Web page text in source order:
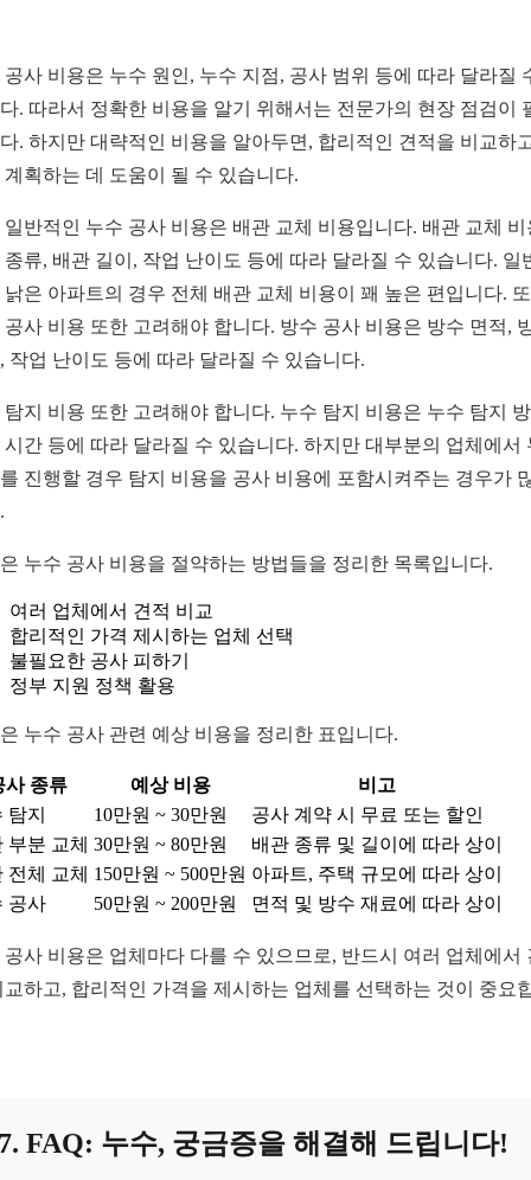
공사 비용은 누수 원인, 누수 지점, 공사 범위 등에 따라 달라질
. 따라서 정확한 비용을 알기 위해서는 전문가의 현장 점검이
. 하지만 대략적인 비용을 알아두면, 합리적인 견적을 비교하
계획하는 데 도움이 될 수 있습니다.
일반적인 누수 공사 비용은 배관 교체 비용입니다. 배관 교체 비
종류, 배관 길이, 작업 난이도 등에 따라 달라질 수 있습니다. 일
낡은 아파트의 경우 전체 배관 교체 비용이 꽤 높은 편입니다.
공사 비용 또한 고려해야 합니다. 방수 공사 비용은 방수 면적,
작업 난이도 등에 따라 달라질 수 있습니다.
탐지 비용 또한 고려해야 합니다. 누수 탐지 비용은 누수 탐지
시간 등에 따라 달라질 수 있습니다. 하지만 대부분의 업체에서
진행할 경우 탐지 비용을 공사 비용에 포함시켜주는 경우가
누수 공사 비용을 절약하는 방법들을 정리한 목록입니다.
여러 업체에서 견적 비교
합리적인 가격 제시하는 업체 선택
불필요한 공사 피하기
정부 지원 정책 활용
누수 공사 관련 예상 비용을 정리한 표입니다.
사 종류 예상 비용
비고
탐지
10만원 ~ 30만원
공사 계약 시 무료 또는 할인
부분 교체 30만원 ~ 80만원
배관 종류 및 길이에 따라 상이
전체 교체 150만원 ~ 500만원 아파트, 주택 규모에 따라 상이
공사
50만원 ~ 200만원 면적 및 방수 재료에 따라 상이
공사 비용은 업체마다 다를 수 있으므로, 반드시 여러 업체에서
교하고, 합리적인 가격을 제시하는 업체를 선택하는 것이 중요
FAQ: 누수, 궁금증을 해결해 드립니다!